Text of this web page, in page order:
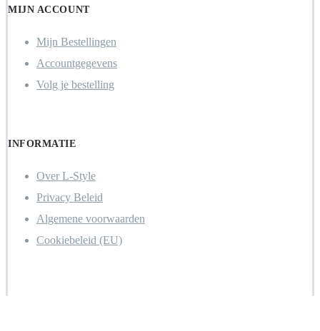
MIJN ACCOUNT
Mijn Bestellingen
Accountgegevens
Volg je bestelling
INFORMATIE
Over L-Style
Privacy Beleid
Algemene voorwaarden
Cookiebeleid (EU)